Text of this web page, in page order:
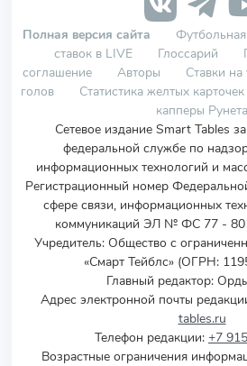
Полная версия сайта Футбольная
ставок в LIVE
Глоссарий
соглашение
Авторы Ставки на
голов
Статистика желтых карточек
капперы Рунета
Сетевое издание Smart Tables
федеральной службе по
информационных технологий и
Регистрационный номер
сфере связи, информационных
коммуникаций ЭЛ № ФС 77 -
Учредитель: Общество с
«Смарт Тейблс» (ОГРН:
Главный редактор:
Адрес электронной почты
tables.ru
Телефон редакции: +7
Возрастные ограничения